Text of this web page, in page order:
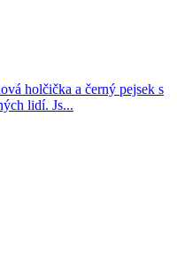
holčička a černý pejsek s
lidí. Js...